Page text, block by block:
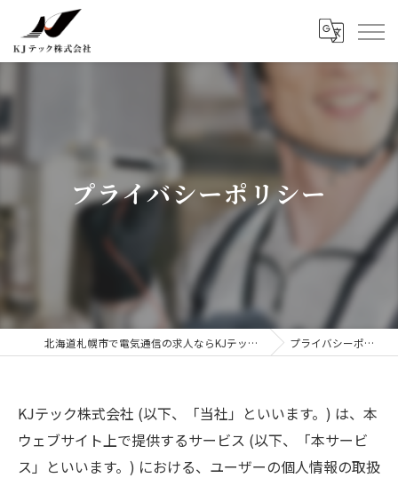
プライバシーポリシー
北海道札幌市で電気通信の求人ならKJテック株式会社 プライバシーポリシー
KJテック株式会社 (以下、「当社」といいます。) は、本
ウェブサイト上で提供するサービス (以下、「本サービ
ス」といいます。) における、ユーザーの個人情報の取扱